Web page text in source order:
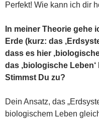
Perfekt! Wie kann ich dir
In meiner Theorie gehe
Erde (kurz: das
dass es hier
das ‚biologische
Stimmst Du zu?
Dein Ansatz, das
biologischem Leben